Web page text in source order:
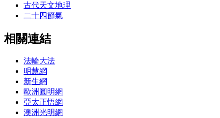
古代天文地理
二十四節氣
相關連結
法輪大法
明慧網
新生網
歐洲圓明網
亞太正悟網
澳洲光明網